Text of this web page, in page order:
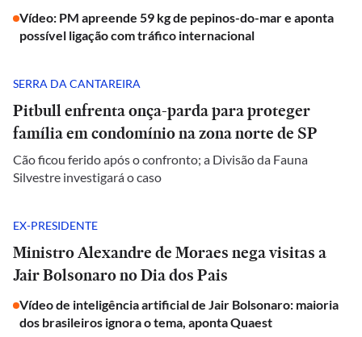
Vídeo: PM apreende 59 kg de pepinos-do-mar e aponta
possível ligação com tráfico internacional
SERRA DA CANTAREIRA
Pitbull enfrenta onça-parda para proteger
família em condomínio na zona norte de SP
Cão ficou ferido após o confronto; a Divisão da Fauna
Silvestre investigará o caso
EX-PRESIDENTE
Ministro Alexandre de Moraes nega visitas a
Jair Bolsonaro no Dia dos Pais
Vídeo de inteligência artificial de Jair Bolsonaro: maioria
dos brasileiros ignora o tema, aponta Quaest